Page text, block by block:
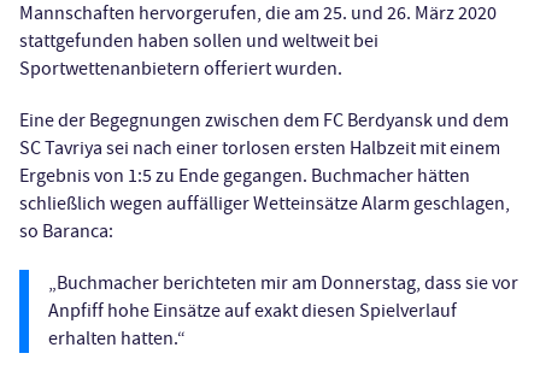
Mannschaften hervorgerufen, die am 25. und 26. März 2020
stattgefunden haben sollen und weltweit bei
Sportwettenanbietern offeriert wurden.
Eine der Begegnungen zwischen dem FC Berdyansk und dem
SC Tavriya sei nach einer torlosen ersten Halbzeit mit einem
Ergebnis von 1:5 zu Ende gegangen. Buchmacher hätten
schließlich wegen auffälliger Wetteinsätze Alarm geschlagen,
so Baranca:
„Buchmacher berichteten mir am Donnerstag, dass sie vor
Anpfiff hohe Einsätze auf exakt diesen Spielverlauf
erhalten hatten.“